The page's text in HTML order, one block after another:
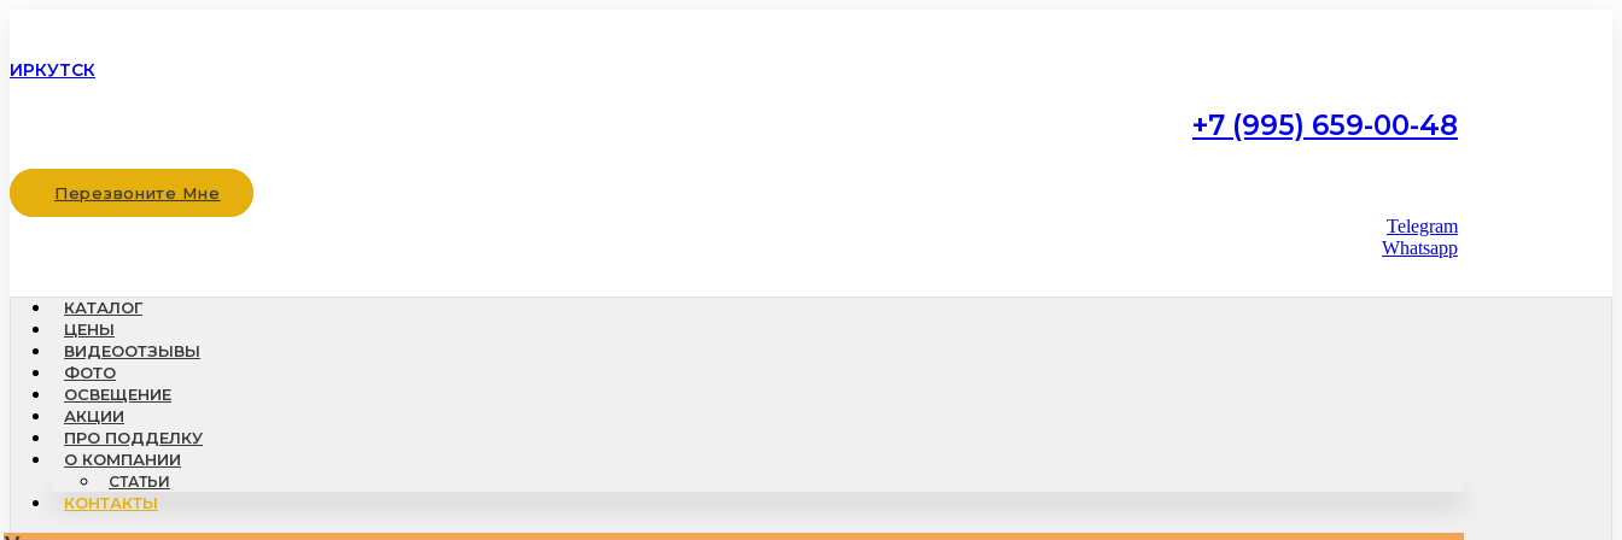
ИРКУТСК
+7 (995) 659-00-48
Перезвоните Мне
Telegram
Whatsapp
КАТАЛОГ
ЦЕНЫ
ВИДЕООТЗЫВЫ
ФОТО
ОСВЕЩЕНИЕ
АКЦИИ
ПРО ПОДДЕЛКУ
О КОМПАНИИ
СТАТЬИ
КОНТАКТЫ